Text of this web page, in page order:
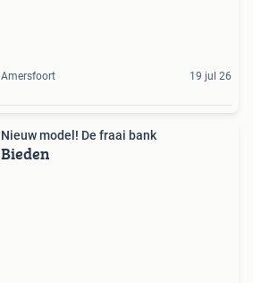
Amersfoort 19 jul 26
Nieuw model! De fraai bank
Bieden